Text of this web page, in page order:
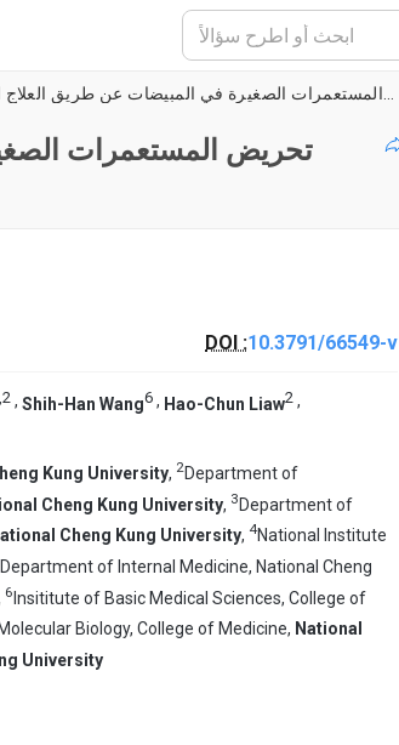
تحريض المستعمرات
DOI :10.3791/66549-v
,2 , Shih-Han Wang6 , Hao-Chun Liaw2 ,
Kung University, 2Department of
Cheng Kung University, 3 Department of
Cheng Kung University, 4National Institute
Department of Internal Medicine, National Cheng
6Insititute of Basic Medical Sciences, College of
Biology, College of Medicine, National
University